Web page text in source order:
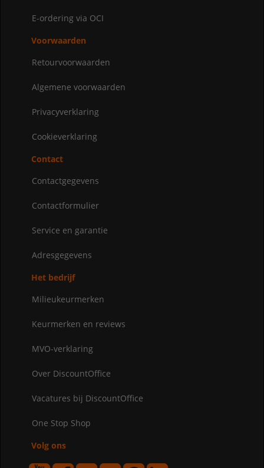
E-ordering via OCI
Voorwaarden
Retourvoorwaarden
Algemene voorwaarden
Privacyverklaring
Cookieverklaring
Contact
Contactgegevens
Contactformulier
Service en garantie
Adresgegevens
Het bedrijf
Milieukeurmerken
Keurmerken en reviews
MVO-verklaring
Over DiscountOffice
Vacatures bij DiscountOffice
One Stop Shop
Volg ons